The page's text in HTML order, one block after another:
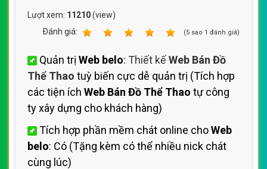
Lượt xem: 11210(view)
Ðánh giá:
(5 sao 1 đánh giá)
Quản trị Web belo: Thiết kếWeb Bán Đồ
Thể Thao tuỳ biến cực dễ quản trị (Tích hợp
các tiện ích Web Bán Đồ Thể Thao tự công
ty xây dựng cho khách hàng)
Tích hợp phần mềm chát online choWeb
belo: Có (Tặng kèm có thể nhiều nick chát
cùng lúc)